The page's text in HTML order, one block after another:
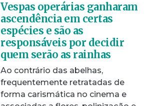
Vespas operárias ganharam
ascendência em certas
espécies e são as
responsáveis por decidir
quem serão as rainhas
Ao contrário das abelhas,
frequentemente retratadas de
forma carismática no cinema e